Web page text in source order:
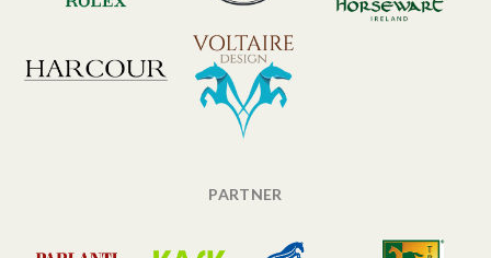
PARTNER